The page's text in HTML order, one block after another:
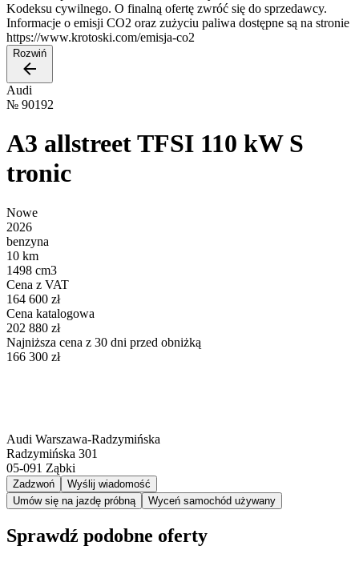
Kodeksu cywilnego. O finalną ofertę zwróć się do sprzedawcy.
Informacje o emisji CO2 oraz zużyciu paliwa dostępne są na stronie
https://www.krotoski.com/emisja-co2
Rozwiń
Audi
№ 90192
A3 allstreet TFSI 110 kW S
tronic
Nowe
2026
benzyna
10 km
1498 cm3
Cena z VAT
164 600 zł
Cena katalogowa
202 880 zł
Najniższa cena z 30 dni przed obniżką
166 300 zł
Audi Warszawa-Radzymińska
Radzymińska 301
05-091 Ząbki
Zadzwoń
Wyślij wiadomość
Umów się na jazdę próbną
Wyceń samochód używany
Sprawdź podobne oferty